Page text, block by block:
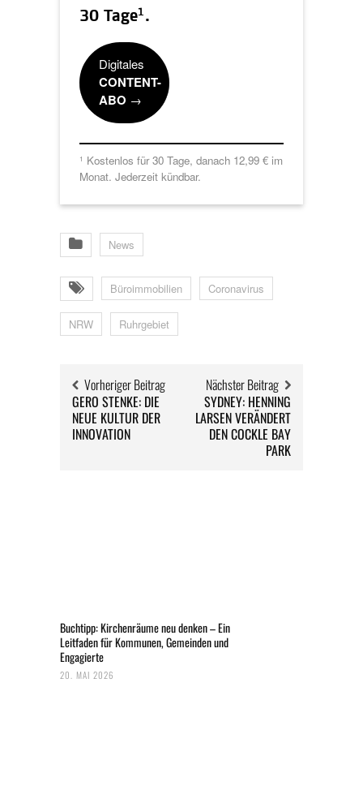
30 Tage1 .
Digitales
CONTENT-
ABO →
1 Kostenlos für 30 Tage, danach 12,99 € im
Monat. Jederzeit kündbar.
News
Büroimmobilien Coronavirus
NRW Ruhrgebiet
Vorheriger Beitrag
GERO STENKE: DIE
NEUE KULTUR DER
INNOVATION
Nächster Beitrag
SYDNEY: HENNING
LARSEN VERÄNDERT
DEN COCKLE BAY
PARK
Buchtipp: Kirchenräume neu denken – Ein
Leitfaden für Kommunen, Gemeinden und
Engagierte
20. MAI 2026